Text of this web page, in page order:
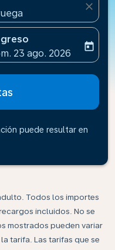
close
aria-labelreturn-date-
23 ago. 2026
today
puede resultar en
Todos los importes
incluidos. No se
mostrados pueden variar
tarifa. Las tarifas que se